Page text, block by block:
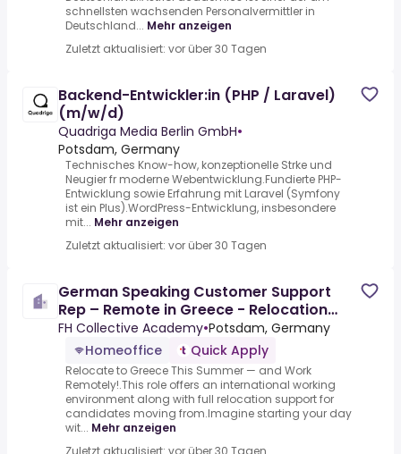
schnellsten wachsenden Personalvermittler in
Deutschland... Mehr anzeigen
Zuletzt aktualisiert: vor über 30 Tagen
Backend-Entwickler:in (PHP / Laravel)
(m/w/d)
Quadriga Media Berlin GmbH•
Potsdam, Germany
Technisches Know-how, konzeptionelle Strke und
Neugier fr moderne Webentwicklung.Fundierte PHP-
Entwicklung sowie Erfahrung mit Laravel (Symfony
ist ein Plus).WordPress-Entwicklung, insbesondere
mit... Mehr anzeigen
Zuletzt aktualisiert: vor über 30 Tagen
German Speaking Customer Support
Rep – Remote in Greece - Relocation
Supported
FH Collective Academy•Potsdam, Germany
Homeoffice
Quick Apply
Relocate to Greece This Summer — and Work
Remotely!.This role offers an international working
environment along with full relocation support for
candidates moving from.Imagine starting your day
wit... Mehr anzeigen